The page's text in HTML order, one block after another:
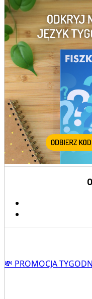
💸 PROMOCJA